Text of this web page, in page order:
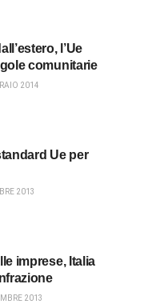
l’Ue
comunitarie
2014
Ue per
2013
imprese, Italia
2013